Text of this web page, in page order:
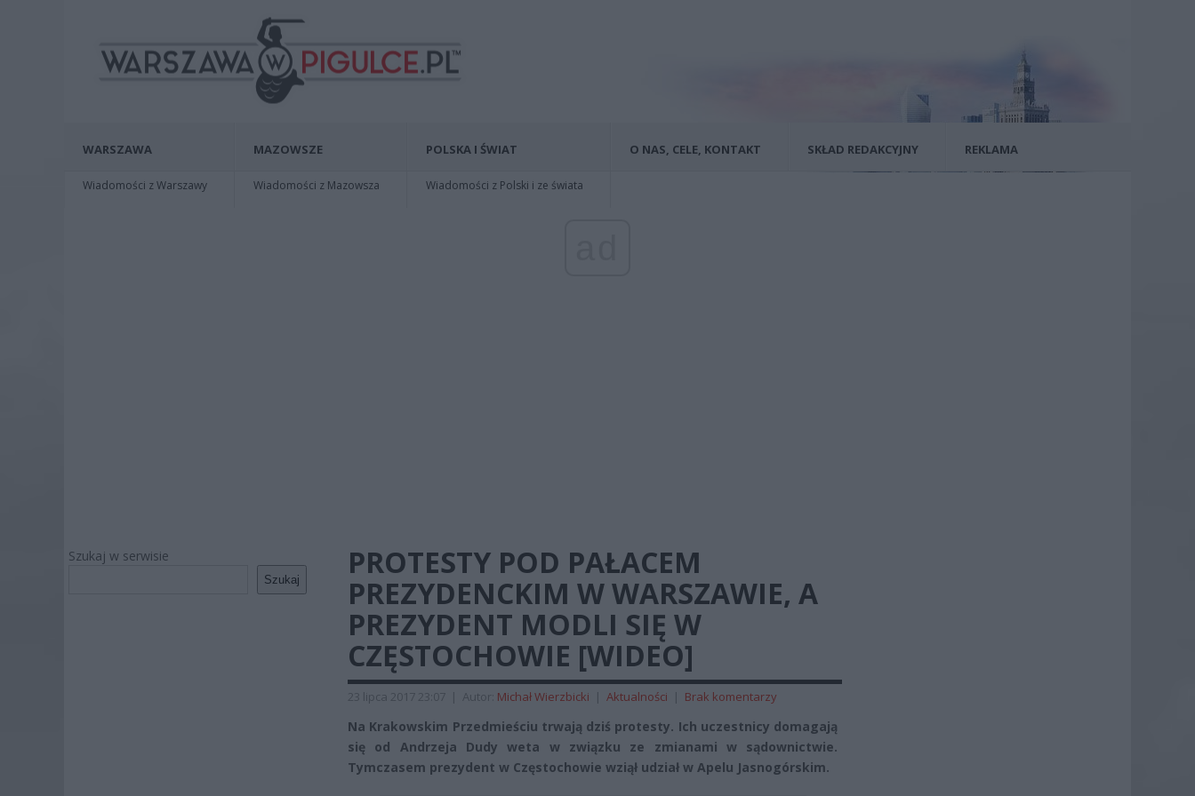
WARSZAWA
Wiadomości z Warszawy
MAZOWSZE
Wiadomości z Mazowsza
POLSKA I ŚWIAT
Wiadomości z Polski i ze świata
O NAS, CELE, KONTAKT SKŁAD REDAKCYJNY REKLAMA
Szukaj w serwisie
Szukaj
PROTESTY POD PAŁACEM
PREZYDENCKIM W WARSZAWIE, A
PREZYDENT MODLI SIĘ W
CZĘSTOCHOWIE [WIDEO]
23 lipca 2017 23:07 | Autor: Michał Wierzbicki | Aktualności | Brak komentarzy
Na Krakowskim Przedmieściu trwają dziś protesty. Ich uczestnicy domagają
się od Andrzeja Dudy weta w związku ze zmianami w sądownictwie.
Tymczasem prezydent w Częstochowie wziął udział w Apelu Jasnogórskim.